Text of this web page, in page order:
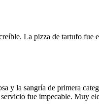
La pizza de tartufo fue
y la sangría de primera
fue impecable. Muy